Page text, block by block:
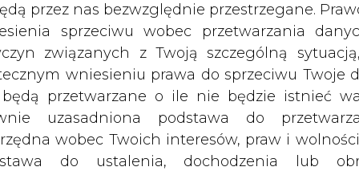
przez nas bezwzględnie przestrzegane.
sprzeciwu wobec przetwarzania
związanych z Twoją szczególną
wniesieniu prawa do sprzeciwu Twoje
przetwarzane o ile nie będzie istnieć
uzasadniona podstawa do
wobec Twoich interesów, praw i
do ustalenia, dochodzenia lub
akcjonariuszy TGE, w programie
Artykuł powstał bez wsparcia narzędzi sztucznej
inteligencji. Wydawca portalu CIRE zgadza się na
publikacji do szkoleń treningowych LLM.